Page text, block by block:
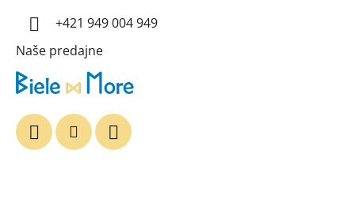
+421 949 004 949
Naše predajne